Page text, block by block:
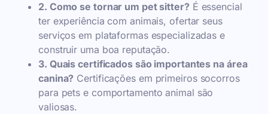
2. Como se tornar um pet sitter? É essencial
ter experiência com animais, ofertar seus
serviços em plataformas especializadas e
construir uma boa reputação.
3. Quais certificados são importantes na área
canina? Certificações em primeiros socorros
para pets e comportamento animal são
valiosas.